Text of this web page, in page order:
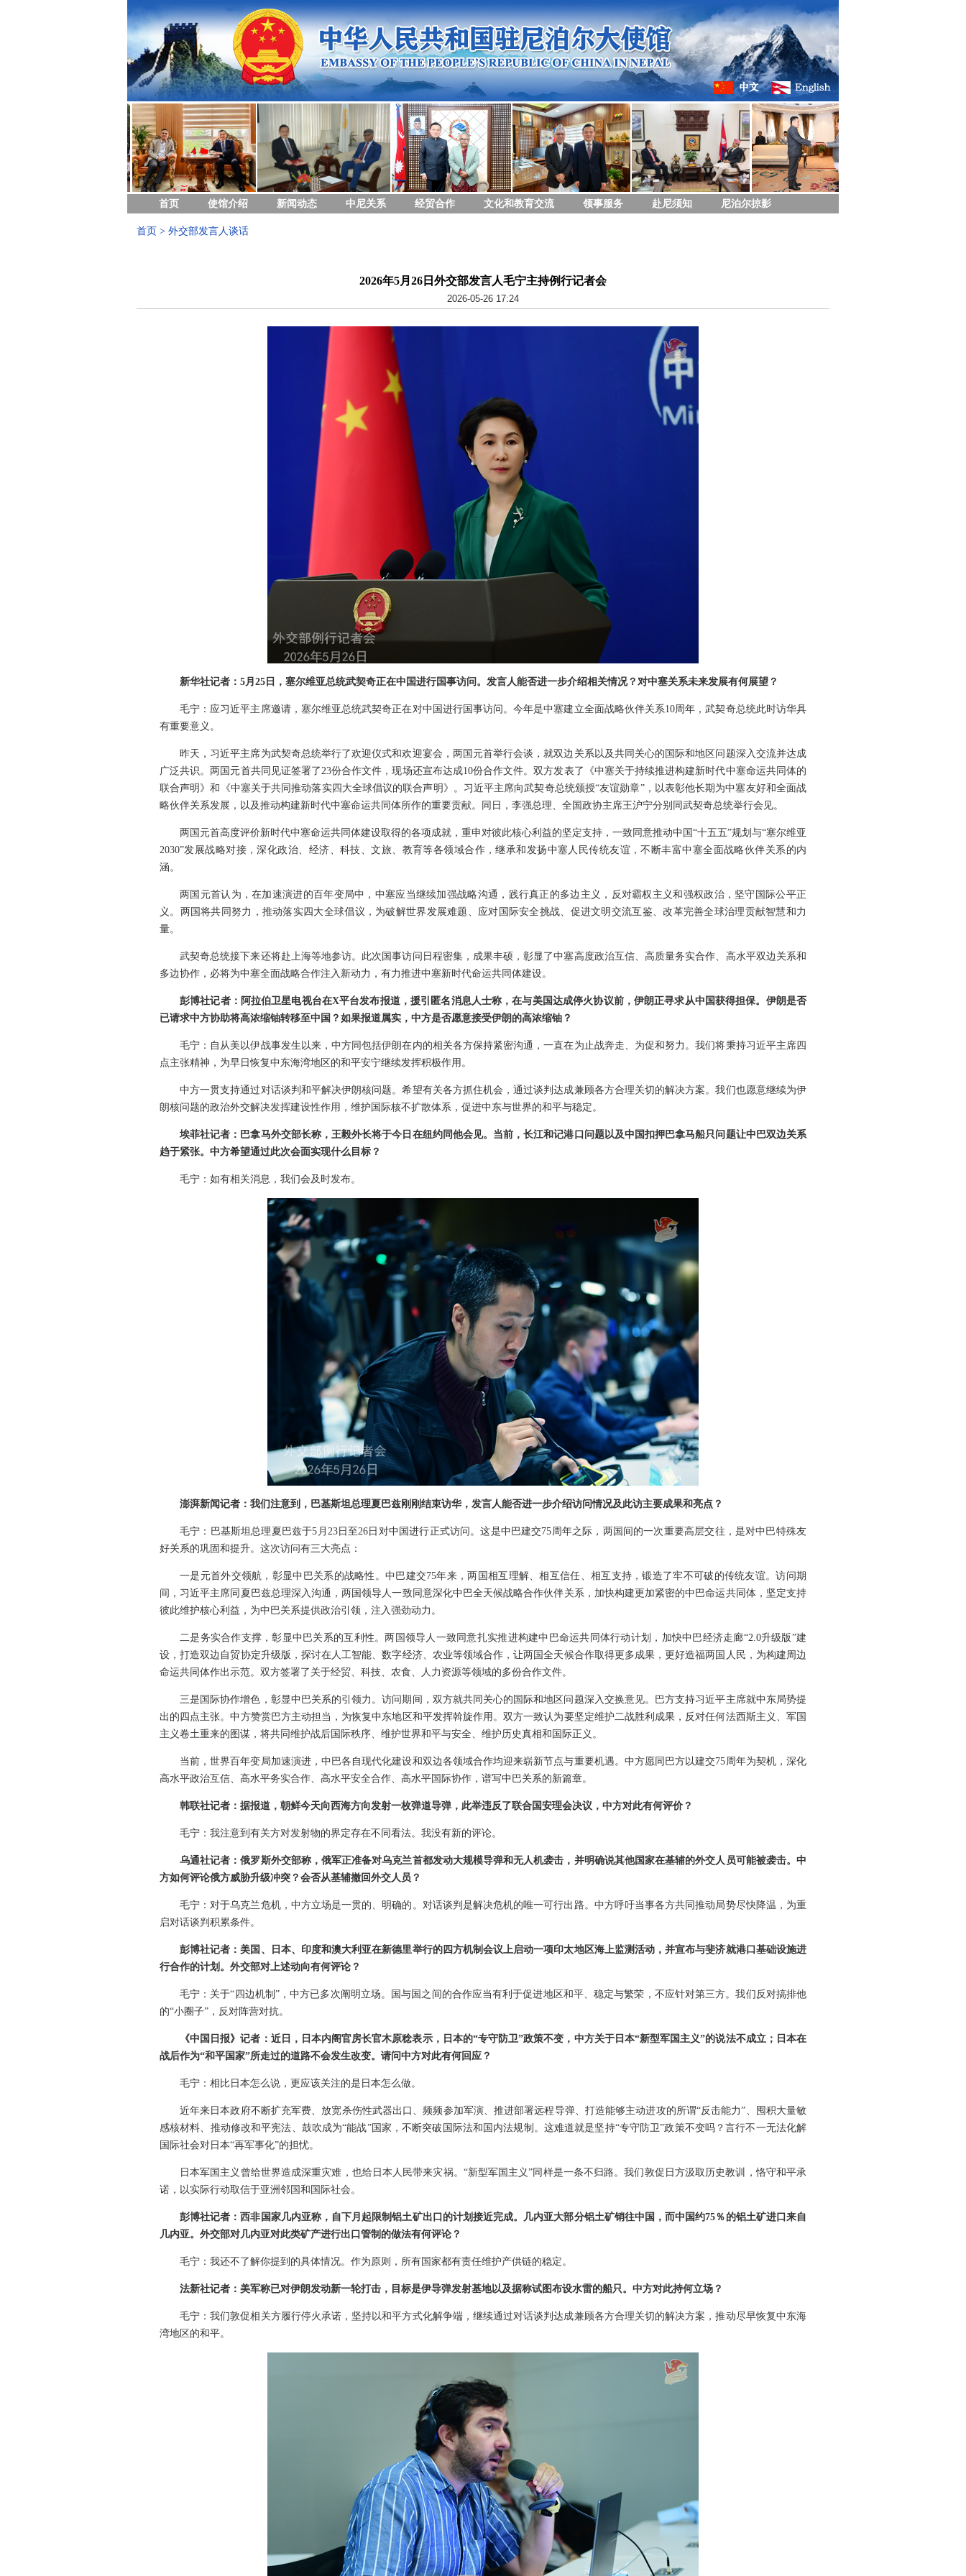
首页 使馆介绍 新闻动态 中尼关系 经贸合作 文化和教育交流 领事服务 赴尼须知 尼泊尔掠影
首页 > 外交部发言人谈话
2026年5月26日外交部发言人毛宁主持例行记者会
2026-05-26 17:24
新华社记者：5月25日，塞尔维亚总统武契奇正在中国进行国事访问。发言人能否进一步介绍相关情况？对中塞关系未来发展有何展望？
毛宁：应习近平主席邀请，塞尔维亚总统武契奇正在对中国进行国事访问。今年是中塞建立全面战略伙伴关系10周年，武契奇总统此时访华具
有重要意义。
昨天，习近平主席为武契奇总统举行了欢迎仪式和欢迎宴会，两国元首举行会谈，就双边关系以及共同关心的国际和地区问题深入交流并达成
广泛共识。两国元首共同见证签署了23份合作文件，现场还宣布达成10份合作文件。双方发表了《中塞关于持续推进构建新时代中塞命运共同体的
联合声明》和《中塞关于共同推动落实四大全球倡议的联合声明》。习近平主席向武契奇总统颁授“友谊勋章”，以表彰他长期为中塞友好和全面战
略伙伴关系发展，以及推动构建新时代中塞命运共同体所作的重要贡献。同日，李强总理、全国政协主席王沪宁分别同武契奇总统举行会见。
两国元首高度评价新时代中塞命运共同体建设取得的各项成就，重申对彼此核心利益的坚定支持，一致同意推动中国“十五五”规划与“塞尔维亚
2030”发展战略对接，深化政治、经济、科技、文旅、教育等各领域合作，继承和发扬中塞人民传统友谊，不断丰富中塞全面战略伙伴关系的内
涵。
两国元首认为，在加速演进的百年变局中，中塞应当继续加强战略沟通，践行真正的多边主义，反对霸权主义和强权政治，坚守国际公平正
义。两国将共同努力，推动落实四大全球倡议，为破解世界发展难题、应对国际安全挑战、促进文明交流互鉴、改革完善全球治理贡献智慧和力
量。
武契奇总统接下来还将赴上海等地参访。此次国事访问日程密集，成果丰硕，彰显了中塞高度政治互信、高质量务实合作、高水平双边关系和
多边协作，必将为中塞全面战略合作注入新动力，有力推进中塞新时代命运共同体建设。
彭博社记者：阿拉伯卫星电视台在X平台发布报道，援引匿名消息人士称，在与美国达成停火协议前，伊朗正寻求从中国获得担保。伊朗是否
已请求中方协助将高浓缩铀转移至中国？如果报道属实，中方是否愿意接受伊朗的高浓缩铀？
毛宁：自从美以伊战事发生以来，中方同包括伊朗在内的相关各方保持紧密沟通，一直在为止战奔走、为促和努力。我们将秉持习近平主席四
点主张精神，为早日恢复中东海湾地区的和平安宁继续发挥积极作用。
中方一贯支持通过对话谈判和平解决伊朗核问题。希望有关各方抓住机会，通过谈判达成兼顾各方合理关切的解决方案。我们也愿意继续为伊
朗核问题的政治外交解决发挥建设性作用，维护国际核不扩散体系，促进中东与世界的和平与稳定。
埃菲社记者：巴拿马外交部长称，王毅外长将于今日在纽约同他会见。当前，长江和记港口问题以及中国扣押巴拿马船只问题让中巴双边关系
趋于紧张。中方希望通过此次会面实现什么目标？
毛宁：如有相关消息，我们会及时发布。
澎湃新闻记者：我们注意到，巴基斯坦总理夏巴兹刚刚结束访华，发言人能否进一步介绍访问情况及此访主要成果和亮点？
毛宁：巴基斯坦总理夏巴兹于5月23日至26日对中国进行正式访问。这是中巴建交75周年之际，两国间的一次重要高层交往，是对中巴特殊友
好关系的巩固和提升。这次访问有三大亮点：
一是元首外交领航，彰显中巴关系的战略性。中巴建交75年来，两国相互理解、相互信任、相互支持，锻造了牢不可破的传统友谊。访问期
间，习近平主席同夏巴兹总理深入沟通，两国领导人一致同意深化中巴全天候战略合作伙伴关系，加快构建更加紧密的中巴命运共同体，坚定支持
彼此维护核心利益，为中巴关系提供政治引领，注入强劲动力。
二是务实合作支撑，彰显中巴关系的互利性。两国领导人一致同意扎实推进构建中巴命运共同体行动计划，加快中巴经济走廊“2.0升级版”建
设，打造双边自贸协定升级版，探讨在人工智能、数字经济、农业等领域合作，让两国全天候合作取得更多成果，更好造福两国人民，为构建周边
命运共同体作出示范。双方签署了关于经贸、科技、农食、人力资源等领域的多份合作文件。
三是国际协作增色，彰显中巴关系的引领力。访问期间，双方就共同关心的国际和地区问题深入交换意见。巴方支持习近平主席就中东局势提
出的四点主张。中方赞赏巴方主动担当，为恢复中东地区和平发挥斡旋作用。双方一致认为要坚定维护二战胜利成果，反对任何法西斯主义、军国
主义卷土重来的图谋，将共同维护战后国际秩序、维护世界和平与安全、维护历史真相和国际正义。
当前，世界百年变局加速演进，中巴各自现代化建设和双边各领域合作均迎来崭新节点与重要机遇。中方愿同巴方以建交75周年为契机，深化
高水平政治互信、高水平务实合作、高水平安全合作、高水平国际协作，谱写中巴关系的新篇章。
韩联社记者：据报道，朝鲜今天向西海方向发射一枚弹道导弹，此举违反了联合国安理会决议，中方对此有何评价？
毛宁：我注意到有关方对发射物的界定存在不同看法。我没有新的评论。
乌通社记者：俄罗斯外交部称，俄军正准备对乌克兰首都发动大规模导弹和无人机袭击，并明确说其他国家在基辅的外交人员可能被袭击。中
方如何评论俄方威胁升级冲突？会否从基辅撤回外交人员？
毛宁：对于乌克兰危机，中方立场是一贯的、明确的。对话谈判是解决危机的唯一可行出路。中方呼吁当事各方共同推动局势尽快降温，为重
启对话谈判积累条件。
彭博社记者：美国、日本、印度和澳大利亚在新德里举行的四方机制会议上启动一项印太地区海上监测活动，并宣布与斐济就港口基础设施进
行合作的计划。外交部对上述动向有何评论？
毛宁：关于“四边机制”，中方已多次阐明立场。国与国之间的合作应当有利于促进地区和平、稳定与繁荣，不应针对第三方。我们反对搞排他
的“小圈子”，反对阵营对抗。
《中国日报》记者：近日，日本内阁官房长官木原稔表示，日本的“专守防卫”政策不变，中方关于日本“新型军国主义”的说法不成立；日本在
战后作为“和平国家”所走过的道路不会发生改变。请问中方对此有何回应？
毛宁：相比日本怎么说，更应该关注的是日本怎么做。
近年来日本政府不断扩充军费、放宽杀伤性武器出口、频频参加军演、推进部署远程导弹、打造能够主动进攻的所谓“反击能力”、囤积大量敏
感核材料、推动修改和平宪法、鼓吹成为“能战”国家，不断突破国际法和国内法规制。这难道就是坚持“专守防卫”政策不变吗？言行不一无法化解
国际社会对日本“再军事化”的担忧。
日本军国主义曾给世界造成深重灾难，也给日本人民带来灾祸。“新型军国主义”同样是一条不归路。我们敦促日方汲取历史教训，恪守和平承
诺，以实际行动取信于亚洲邻国和国际社会。
彭博社记者：西非国家几内亚称，自下月起限制铝土矿出口的计划接近完成。几内亚大部分铝土矿销往中国，而中国约75％的铝土矿进口来自
几内亚。外交部对几内亚对此类矿产进行出口管制的做法有何评论？
毛宁：我还不了解你提到的具体情况。作为原则，所有国家都有责任维护产供链的稳定。
法新社记者：美军称已对伊朗发动新一轮打击，目标是伊导弹发射基地以及据称试图布设水雷的船只。中方对此持何立场？
毛宁：我们敦促相关方履行停火承诺，坚持以和平方式化解争端，继续通过对话谈判达成兼顾各方合理关切的解决方案，推动尽早恢复中东海
湾地区的和平。